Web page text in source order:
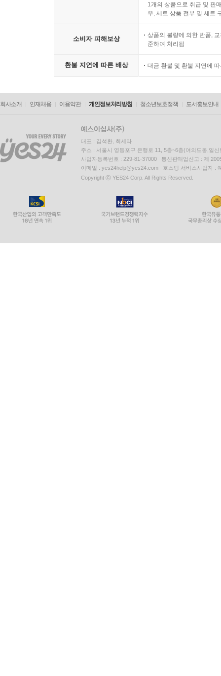
1개의 상품으로 취급 및 판
우, 세트 상품 전부 및 세트
소비자 피해보상
상품의 불량에 의한 반품,
준하여 처리됨
환불 지연에 따른 배상 대금 환불 및 환불 지연에
회사소개 인재채용 이용약관 개인정보처리방침 청소년보호정책 도서홍보안내
대표 : 김석환, 최세라
주소 : 서울시 영등포구 은행로 11, 5층~6층(여의도동,일신
사업자등록번호 : 229-81-37000 통신판매업신고 : 제
이메일 : yes24help@yes24.com 호스팅 서비스사업자 :
Copyright ⓒ YES24 Corp. All Rights Reserved.